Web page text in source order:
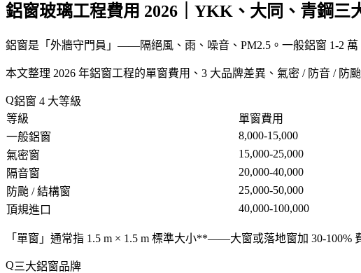
鋁窗玻璃工程費用 2026｜YKK、大同、青鋼三
鋁窗是「外牆守門員」——隔絕風、雨、噪音、PM2.5。一般鋁窗 1-2
本文整理 2026 年鋁窗工程的單窗費用、3 大品牌差異、氣密 / 防音 / 防
鋁窗 4 大等級
等級
單窗費用
一般鋁窗
8,000-15,000
氣密窗
15,000-25,000
隔音窗
20,000-40,000
防颱 / 結構窗
25,000-50,000
頂規進口
40,000-100,000
「單窗」通常指 1.5 m × 1.5 m 標準大小**——大窗或落地窗加 30-100%
三大鋁窗品牌